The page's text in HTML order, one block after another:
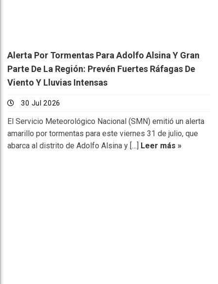
Alerta Por Tormentas Para Adolfo Alsina Y Gran
Parte De La Región: Prevén Fuertes Ráfagas De
Viento Y Lluvias Intensas
30 Jul 2026
El Servicio Meteorológico Nacional (SMN) emitió un alerta
amarillo por tormentas para este viernes 31 de julio, que
abarca al distrito de Adolfo Alsina y […] Leer más »